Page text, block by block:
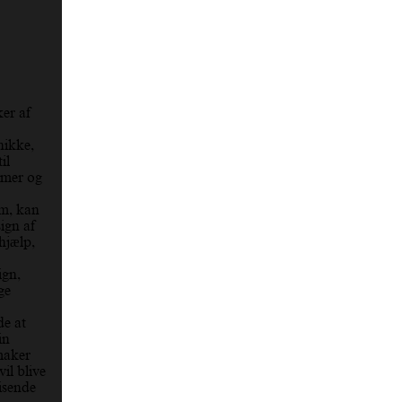
af
og
kan
af
at
blive